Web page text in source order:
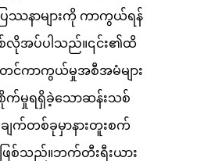
ဿနာများကို ကာကွယ်ရန်
လိုအပ်ပါသည်။၎င်း၏ထိ
င်ကာကွယ်မှုအစီအမံများ
မှုရရှိခဲ့သောဆန်းသစ်
ျက်တစ်ခုမှာနားတူးစက်
ြစ်သည်။ဘက်တီးရီးယား